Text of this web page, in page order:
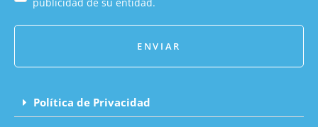
ENVIAR
Política de Privacidad